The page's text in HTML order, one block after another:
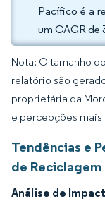
Pacífico é a
um CAGR de
Nota: O tamanho
relatório são
proprietária da
e percepções
Tendências e
de
Análise de